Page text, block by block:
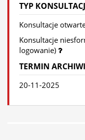
TYP
Konsultacje
Konsultacje
logowanie)
TERMIN
20-11-2025